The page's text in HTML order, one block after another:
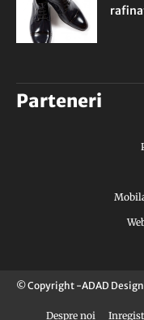
Parteneri
© Copyright -ADAD Design
Despre noi